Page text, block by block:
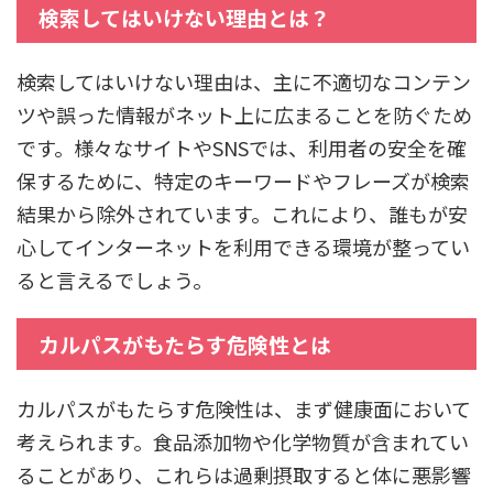
検索してはいけない理由とは？
検索してはいけない理由は、主に不適切なコンテン
ツや誤った情報がネット上に広まることを防ぐため
です。様々なサイトやSNSでは、利用者の安全を確
保するために、特定のキーワードやフレーズが検索
結果から除外されています。これにより、誰もが安
心してインターネットを利用できる環境が整ってい
ると言えるでしょう。
カルパスがもたらす危険性とは
カルパスがもたらす危険性は、まず健康面において
考えられます。食品添加物や化学物質が含まれてい
ることがあり、これらは過剰摂取すると体に悪影響